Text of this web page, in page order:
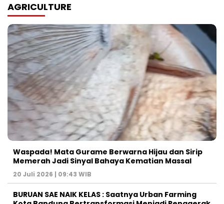
AGRICULTURE
Waspada! Mata Gurame Berwarna Hijau dan Sirip
Memerah Jadi Sinyal Bahaya Kematian Massal
20 Juli 2026 | 09:43 WIB
BURUAN SAE NAIK KELAS : Saatnya Urban Farming